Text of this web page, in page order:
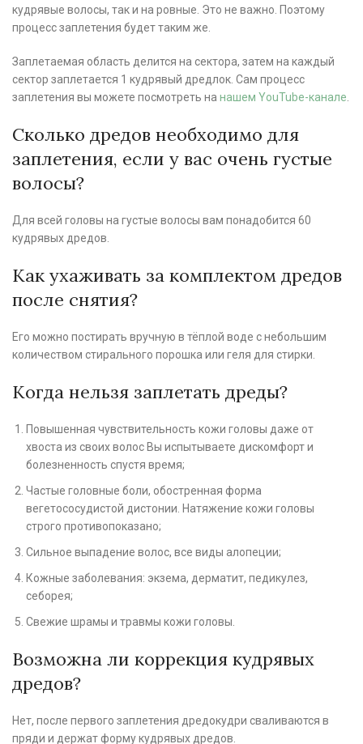
кудрявые волосы, так и на ровные. Это не важно. Поэтому
процесс заплетения будет таким же.
Заплетаемая область делится на сектора, затем на каждый
сектор заплетается 1 кудрявый дредлок. Сам процесс
заплетения вы можете посмотреть на нашем YouTube-канале.
Сколько дредов необходимо для
заплетения, если у вас очень густые
волосы?
Для всей головы на густые волосы вам понадобится 60
кудрявых дредов.
Как ухаживать за комплектом дредов
после снятия?
Его можно постирать вручную в тёплой воде с небольшим
количеством стирального порошка или геля для стирки.
Когда нельзя заплетать дреды?
Повышенная чувствительность кожи головы даже от
хвоста из своих волос Вы испытываете дискомфорт и
болезненность спустя время;
Частые головные боли, обостренная форма
вегетососудистой дистонии. Натяжение кожи головы
строго противопоказано;
Сильное выпадение волос, все виды алопеции;
Кожные заболевания: экзема, дерматит, педикулез,
себорея;
Свежие шрамы и травмы кожи головы.
Возможна ли коррекция кудрявых
дредов?
Нет, после первого заплетения дредокудри сваливаются в
пряди и держат форму кудрявых дредов.